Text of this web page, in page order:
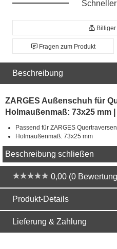
Fragen zum Produkt
Beschreibung
ZARGES Außenschuh für
Holmaußenmaß: 73x25 mm
Passend für ZARGES Quertraversen
Holmaußenmaß: 73x25 mm
Beschreibung schließen
0,00 (0
Produkt-Details
Lieferung & Zahlung